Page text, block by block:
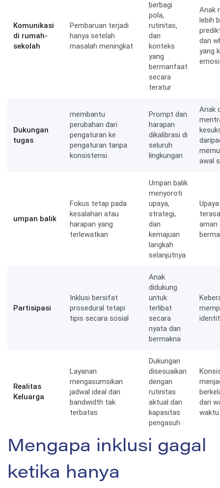
Komunikasi
di rumah-
sekolah
Pembaruan terjadi
hanya setelah
masalah meningkat
berbagi
pola,
rutinitas,
dan
konteks
yang
bermanfaat
secara
teratur
Anak
lebih
dan
yang
Dukungan
tugas
membantu
perubahan dari
pengaturan ke
pengaturan tanpa
konsistensi
Prompt dan
harapan
dikalibrasi di
seluruh
lingkungan
Anak
awal
umpan balik
Fokus tetap pada
kesalahan atau
harapan yang
terlewatkan
Umpan balik
menyoroti
upaya,
strategi,
dan
kemajuan
langkah
selanjutnya
aman
Partisipasi
Inklusi bersifat
prosedural tetapi
tipis secara sosial
Anak
didukung
untuk
terlibat
secara
nyata dan
bermakna
Realitas
Keluarga
Layanan
mengasumsikan
jadwal ideal dan
bandwidth tak
terbatas
Dukungan
disesuaikan
dengan
rutinitas
aktual dan
kapasitas
pengasuh
dari
waktu
Mengapa inklusi gagal
ketika hanya